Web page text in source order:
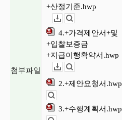
첨부파일
+산정기준.hwp
4.+가격제안서+및
+입찰보증금
+지급이행확약서.hwp
2.+제안요청서.hwp
3.+수행계획서.hwp